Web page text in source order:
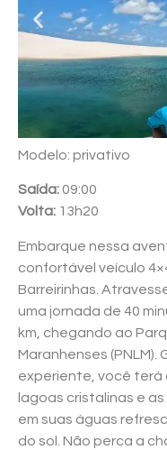
Modelo: privativo
Saída: 09:00
Volta: 13h20
Embarque nessa
confortável veículo
Barreirinhas.
uma jornada de 40
km, chegando ao
Maranhenses (PNLM).
experiente, você terá
lagoas cristalinas e
em suas águas
do sol. Não perca a